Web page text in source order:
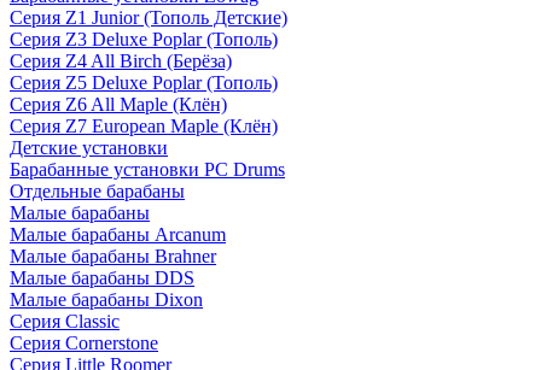
Серия Z1 Junior (Тополь Детские)
Серия Z3 Deluxe Poplar (Тополь)
Серия Z4 All Birch (Берёза)
Серия Z5 Deluxe Poplar (Тополь)
Серия Z6 All Maple (Клён)
Серия Z7 European Maple (Клён)
Детские установки
Барабанные установки PC Drums
Отдельные барабаны
Малые барабаны
Малые барабаны Arcanum
Малые барабаны Brahner
Малые барабаны DDS
Малые барабаны Dixon
Серия Classic
Серия Cornerstone
Серия Little Roomer